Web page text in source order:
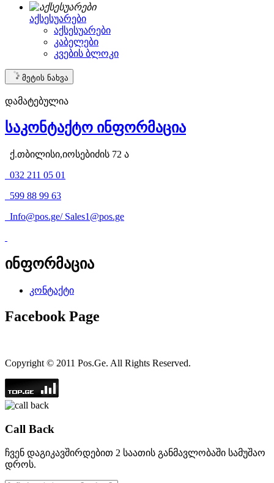
აქსესუარები
აქსესუარები
კაბელები
კვების ბლოკი
მეტის ნახვა
დამატებულია
საკონტაქტო ინფორმაცია
ქ.თბილისი,იოსებიძის 72 ა
032 211 05 01
599 88 99 63
Info@pos.ge/ Sales1@pos.ge
ინფორმაცია
კონტაქტი
Facebook Page
Copyright © 2011 Pos.Ge. All Rights Reserved.
Call Back
ჩვენ დაგიკავშირდებით 2 საათის განმავლობაში სამუშაო
დროს.